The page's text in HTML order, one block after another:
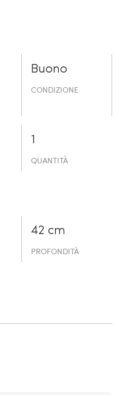
Buono
CONDIZIONE
1
QUANTITÀ
42 cm
PROFONDITÀ